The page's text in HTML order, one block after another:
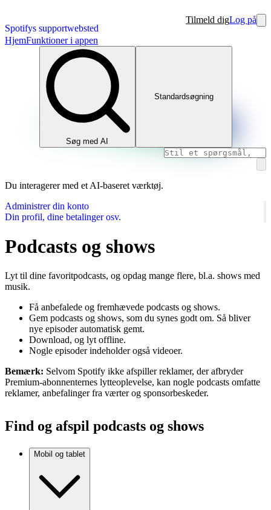
Spotifys supportwebsted
Tilmeld digLog på
HjemFunktioner i appen
Søg med AI
Standardsøgning
Du interagerer med et AI-baseret værktøj.
Administrer din konto
Din profil, dine betalinger osv.
Podcasts og shows
Lyt til dine favoritpodcasts, og opdag mange flere, bl.a. shows med
musik.
Få anbefalede og fremhævede podcasts og shows.
Gem podcasts og shows, som du synes godt om. Så bliver
nye episoder automatisk gemt.
Download, og lyt offline.
Nogle episoder indeholder også videoer.
Bemærk: Selvom Spotify ikke afspiller reklamer, der afbryder
Premium-abonnenternes lytteoplevelse, kan nogle podcasts omfatte
reklamer, anbefalinger fra værter og sponsorbeskeder.
Find og afspil podcasts og shows
Mobil og tablet